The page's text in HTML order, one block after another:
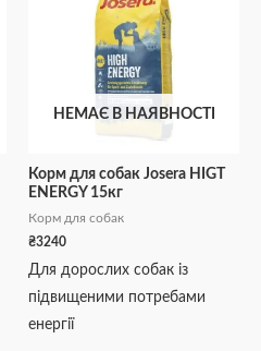
НЕМАЄ В НАЯВНОСТІ
Корм для собак Josera HIGT
ENERGY 15кг
Корм для собак
₴3240
Для дорослих собак із
підвищеними потребами
енергії